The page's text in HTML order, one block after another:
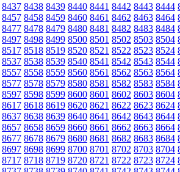
8437 8438 8439 8440 8441 8442 8443 8444
8457 8458 8459 8460 8461 8462 8463 8464
8477 8478 8479 8480 8481 8482 8483 8484
8497 8498 8499 8500 8501 8502 8503 8504
8517 8518 8519 8520 8521 8522 8523 8524
8537 8538 8539 8540 8541 8542 8543 8544
8557 8558 8559 8560 8561 8562 8563 8564
8577 8578 8579 8580 8581 8582 8583 8584
8597 8598 8599 8600 8601 8602 8603 8604
8617 8618 8619 8620 8621 8622 8623 8624
8637 8638 8639 8640 8641 8642 8643 8644
8657 8658 8659 8660 8661 8662 8663 8664
8677 8678 8679 8680 8681 8682 8683 8684
8697 8698 8699 8700 8701 8702 8703 8704
8717 8718 8719 8720 8721 8722 8723 8724